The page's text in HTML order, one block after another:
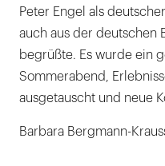
Peter Engel als
auch aus der deutschen
begrüßte. Es wurde ein
Sommerabend,
ausgetauscht und neue
Barbara Bergmann-